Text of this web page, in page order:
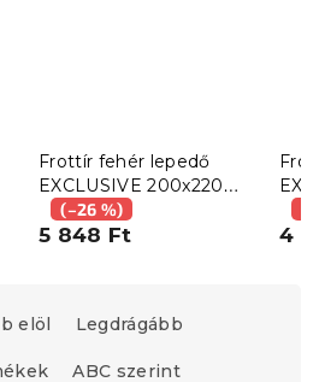
Frottír fehér lepedő
EXCLUSIVE 200x220
cm(–26 %)
5 848 Ft 4
elöl Legdrágább
ABC szerint